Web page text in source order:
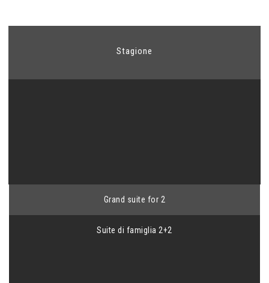
Stagione
Grand suite for 2
Suite di famiglia 2+2